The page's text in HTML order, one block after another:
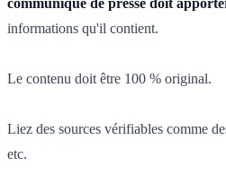
informations qu'il contient.
Le contenu doit être 100 % original.
Liez des sources vérifiables comme
etc.